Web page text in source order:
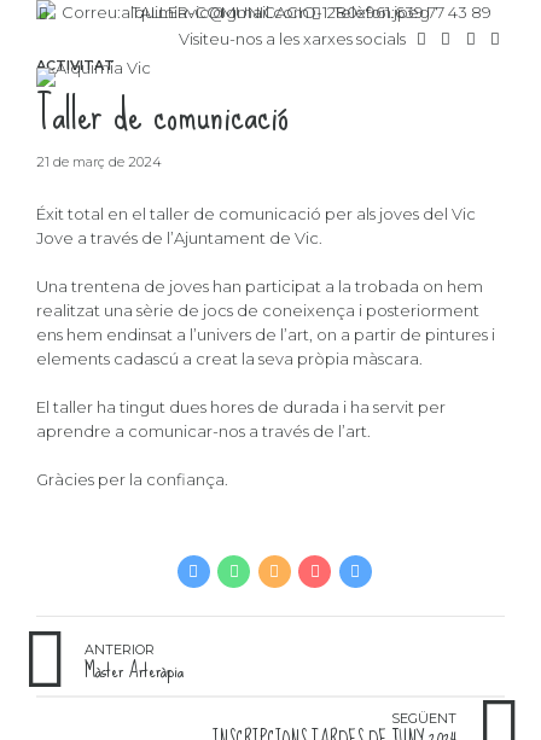
Correu:alquimiavic@gmail.com Telèfon:639 77 43 89
Visiteu-nos a les xarxes socials
ACTIVITAT
Taller de comunicació
21 de març de 2024
Éxit total en el taller de comunicació per als joves del Vic
Jove a través de l’Ajuntament de Vic.
Una trentena de joves han participat a la trobada on hem
realitzat una sèrie de jocs de coneixença i posteriorment
ens hem endinsat a l’univers de l’art, on a partir de pintures i
elements cadascú a creat la seva pròpia màscara.
El taller ha tingut dues hores de durada i ha servit per
aprendre a comunicar-nos a través de l’art.
Gràcies per la confiança.
ANTERIOR
Màster Arteràpia
SEGÜENT